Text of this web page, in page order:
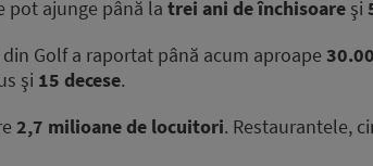
pot ajunge până la trei ani de închisoare şi
Golf a raportat până acum aproape
şi 15 decese.
2,7 milioane de locuitori. Restaurantele,